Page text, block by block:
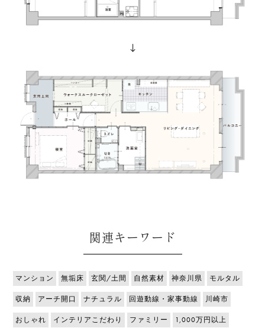
関連キーワード
マンション 無垢床 玄関/土間 自然素材 神奈川県 モルタル
収納 アーチ開口 ナチュラル 回遊動線・家事動線 川崎市
おしゃれ インテリアこだわり ファミリー 1,000万円以上